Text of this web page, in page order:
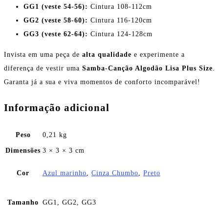
GG1 (veste 54-56): Cintura 108-112cm
GG2 (veste 58-60): Cintura 116-120cm
GG3 (veste 62-64): Cintura 124-128cm
Invista em uma peça de alta qualidade e experimente a
diferença de vestir uma Samba-Canção Algodão Lisa Plus Size
Garanta já a sua e viva momentos de conforto incomparável!
Informação adicional
Peso 0,21 kg
Dimensões 3 × 3 × 3 cm
Cor Azul marinho Cinza Chumbo Preto
Tamanho GG1, GG2, GG3